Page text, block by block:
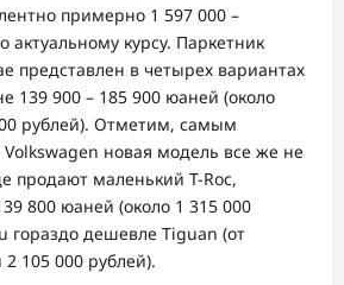
примерно 1 597 000 –
актуальному курсу. Паркетник
представлен в четырех вариантах
139 900 – 185 900 юаней (около
рублей). Отметим, самым
новая модель все же не
продают маленький T-Roc,
800 юаней (около 1 315 000
гораздо дешевле Tiguan (от
105 000 рублей).